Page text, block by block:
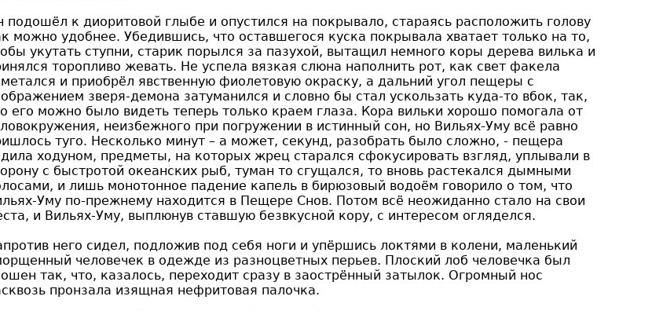
подошёл к диоритовой глыбе и опустился на покрывало, стараясь расположить голову
можно удобнее. Убедившись, что оставшегося куска покрывала хватает только на то,
укутать ступни, старик порылся за пазухой, вытащил немного коры дерева вилька и
торопливо жевать. Не успела вязкая слюна наполнить рот, как свет факела
и приобрёл явственную фиолетовую окраску, а дальний угол пещеры с
зверя-демона затуманился и словно бы стал ускользать куда-то вбок, так,
его можно было видеть теперь только краем глаза. Кора вильки хорошо помогала от
неизбежного при погружении в истинный сон, но Вильях-Уму всё равно
туго. Несколько минут – а может, секунд, разобрать было сложно, - пещера
ходуном, предметы, на которых жрец старался сфокусировать взгляд, уплывали в
с быстротой океанских рыб, туман то сгущался, то вновь растекался дымными
и лишь монотонное падение капель в бирюзовый водоём говорило о том, что
Уму по-прежнему находится в Пещере Снов. Потом всё неожиданно стало на свои
и Вильях-Уму, выплюнув ставшую безвкусной кору, с интересом огляделся.
него сидел, подложив под себя ноги и упёршись локтями в колени, маленький
человечек в одежде из разноцветных перьев. Плоский лоб человечка был
так, что, казалось, переходит сразу в заострённый затылок. Огромный нос
пронзала изящная нефритовая палочка.